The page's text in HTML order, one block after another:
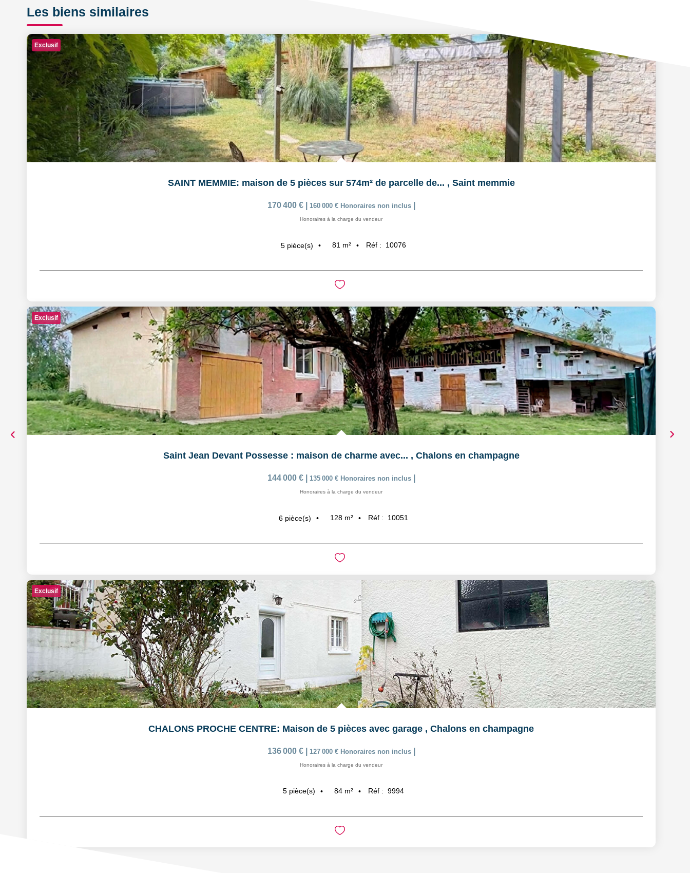
Les biens similaires
Exclusif
SAINT MEMMIE: maison de 5 pièces sur 574m² de parcelle de... , Saint memmie
170 400 € 160 000 € Honoraires non inclus
Honoraires à la charge du vendeur
5 pièce(s) 81 m² Réf : 10076
Exclusif
Saint Jean Devant Possesse : maison de charme avec... , Chalons en champagne
144 000 € 135 000 € Honoraires non inclus
Honoraires à la charge du vendeur
6 pièce(s) 128 m² Réf : 10051
Exclusif
CHALONS PROCHE CENTRE: Maison de 5 pièces avec garage , Chalons en champagne
136 000 € 127 000 € Honoraires non inclus
Honoraires à la charge du vendeur
5 pièce(s) 84 m² Réf : 9994